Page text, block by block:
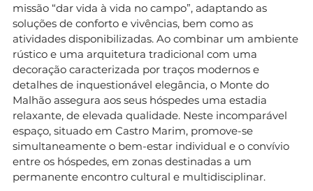
missão “dar vida à vida no campo”, adaptando as
soluções de conforto e vivências, bem como as
atividades disponibilizadas. Ao combinar um ambiente
rústico e uma arquitetura tradicional com uma
decoração caracterizada por traços modernos e
detalhes de inquestionável elegância, o Monte do
Malhão assegura aos seus hóspedes uma estadia
relaxante, de elevada qualidade. Neste incomparável
espaço, situado em Castro Marim, promove-se
simultaneamente o bem-estar individual e o convívio
entre os hóspedes, em zonas destinadas a um
permanente encontro cultural e multidisciplinar.